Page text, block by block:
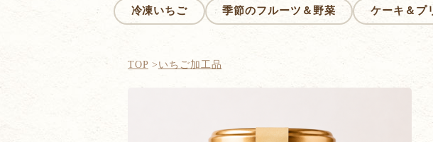
冷凍いちご 季節のフルーツ＆野菜 ケーキ＆プ
TOP いちご加工品